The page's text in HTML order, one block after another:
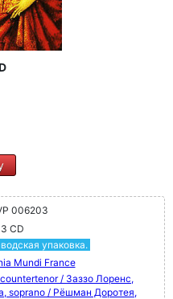
006203
3 CD
упаковка.
Mundi France
/ Заззо Лоренс,
soprano / Рёшман Доротея,